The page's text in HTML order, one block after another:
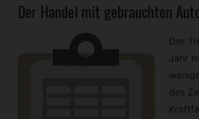
Der Handel mit gebrauchten
Der
Jahr
des